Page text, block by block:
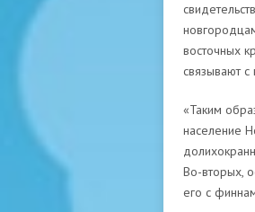
восточных
связывают
«Таким
население
Во-вторых,
его с